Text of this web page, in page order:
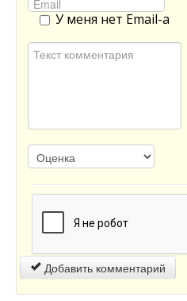
У меня нет Email-а
Добавить комментарий